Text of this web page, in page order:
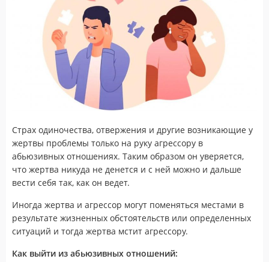
Страх одиночества, отвержения и другие возникающие у
жертвы проблемы только на руку агрессору в
абьюзивных отношениях. Таким образом он уверяется,
что жертва никуда не денется и с ней можно и дальше
вести себя так, как он ведет.
Иногда жертва и агрессор могут поменяться местами в
результате жизненных обстоятельств или определенных
ситуаций и тогда жертва мстит агрессору.
Как выйти из абьюзивных отношений: